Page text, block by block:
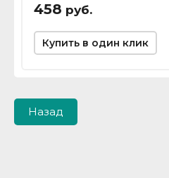
458 руб.
Купить в один клик
Назад